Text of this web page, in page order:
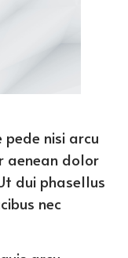
nisi arcu
aenean dolor
dui phasellus
nec